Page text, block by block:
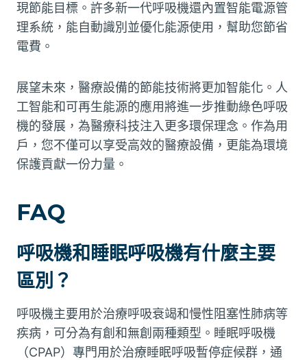
現節能目標。許多新一代呼吸機還內置智能電源管
理系統，能自動識別並優化能源使用，幫助您節省
電費。
展望未來，醫療設備的節能技術將更加智能化。人
工智能和可再生能源的應用將進一步推動綠色呼吸
機的發展，為醫療科技注入更多環保理念。作為用
戶，您不僅可以享受高效的醫療設備，更能為環境
保護貢獻一份力量。
FAQ
呼吸機和睡眠呼吸機有什麼主要
區別？
呼吸機主要用於治療呼吸衰竭和慢性阻塞性肺病等
疾病，可分為有創和無創兩種類型。睡眠呼吸機
（CPAP）專門用於治療睡眠呼吸暫停症候群，通